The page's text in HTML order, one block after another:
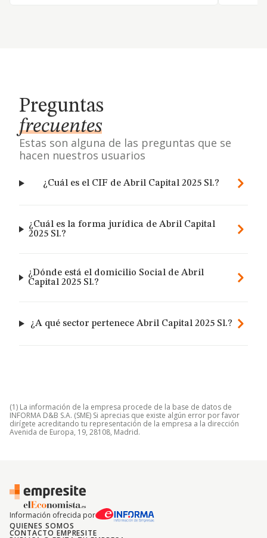
Preguntas
frecuentes
Estas son alguna de las preguntas que se
hacen nuestros usuarios
¿Cuál es el CIF de Abril Capital 2025 Sl.?
¿Cuál es la forma jurídica de Abril Capital
2025 Sl.?
¿Dónde está el domicilio Social de Abril
Capital 2025 Sl.?
¿A qué sector pertenece Abril Capital 2025 Sl.?
(1) La información de la empresa procede de la base de datos de
INFORMA D&B S.A. (SME) Si aprecias que existe algún error por favor
dirígete acreditando tu representación de la empresa a la dirección
Avenida de Europa, 19, 28108, Madrid.
Información ofrecida por
QUIENES SOMOS
CONTACTO EMPRESITE